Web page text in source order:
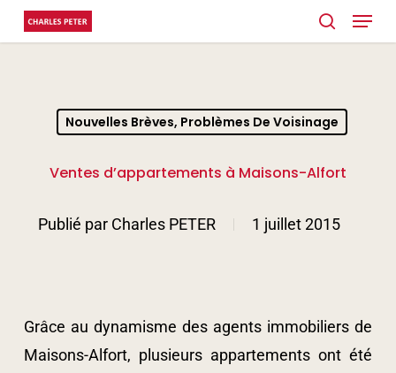
Skip
to
search
Menu
Nouvelles Brèves, Problèmes De Voisinage
Ventes d’appartements à Maisons-Alfort
Publié par Charles PETER 1 juillet 2015
Grâce au dynamisme des agents immobiliers de
Maisons-Alfort, plusieurs appartements ont été